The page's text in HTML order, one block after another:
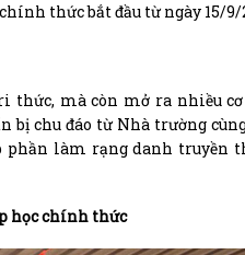
thức bắt đầu từ ngày 15/9/
thức, mà còn mở ra nhiều
bị chu đáo từ Nhà trường
làm rạng danh truyền
học chính thức